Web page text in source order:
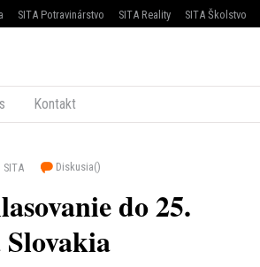
SITA Potravinárstvo SITA Reality SITA Školstvo
Kontakt
SITA Diskusia()
do 25.